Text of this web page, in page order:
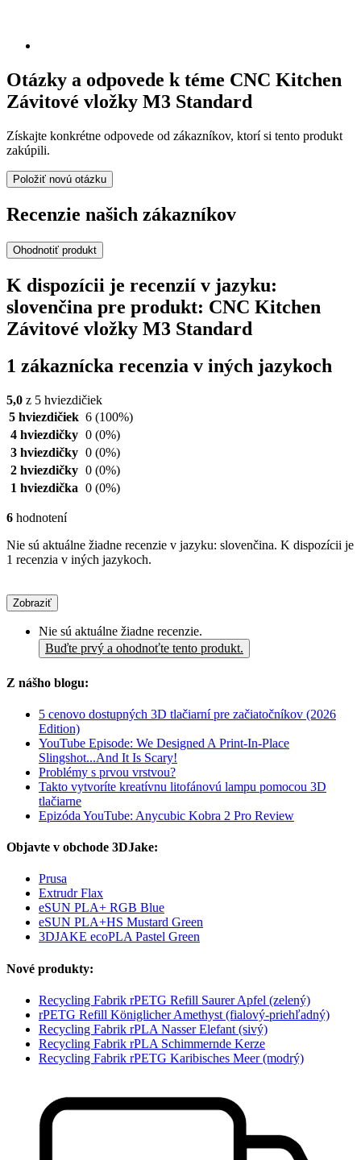
Otázky a odpovede k téme CNC Kitchen
Závitové vložky M3 Standard
Získajte konkrétne odpovede od zákazníkov, ktorí si tento produkt
zakúpili.
Položiť novú otázku
Recenzie našich zákazníkov
Ohodnotiť produkt
K dispozícii je recenzií v jazyku:
slovenčina pre produkt: CNC Kitchen
Závitové vložky M3 Standard
1 zákaznícka recenzia v iných jazykoch
5,0 z 5 hviezdičiek
5 hviezdičiek 6 (100%)
4 hviezdičky 0 (0%)
3 hviezdičky 0 (0%)
2 hviezdičky 0 (0%)
1 hviezdička 0 (0%)
6 hodnotení
Nie sú aktuálne žiadne recenzie v jazyku: slovenčina. K dispozícii je
1 recenzia v iných jazykoch.
Zobraziť
Nie sú aktuálne žiadne recenzie.
Buďte prvý a ohodnoťte tento produkt.
Z nášho blogu:
5 cenovo dostupných 3D tlačiarní pre začiatočníkov (2026
Edition)
YouTube Episode: We Designed A Print-In-Place
Slingshot...And It Is Scary!
Problémy s prvou vrstvou?
Takto vytvoríte kreatívnu litofánovú lampu pomocou 3D
tlačiarne
Epizóda YouTube: Anycubic Kobra 2 Pro Review
Objavte v obchode 3DJake:
Prusa
Extrudr Flax
eSUN PLA+ RGB Blue
eSUN PLA+HS Mustard Green
3DJAKE ecoPLA Pastel Green
Nové produkty:
Recycling Fabrik rPETG Refill Saurer Apfel (zelený)
rPETG Refill Königlicher Amethyst (fialový-priehľadný)
Recycling Fabrik rPLA Nasser Elefant (sivý)
Recycling Fabrik rPLA Schimmernde Kerze
Recycling Fabrik rPETG Karibisches Meer (modrý)